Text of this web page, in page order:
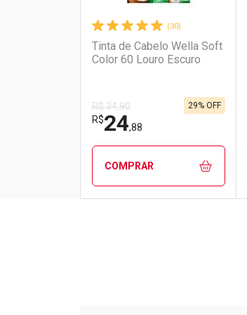
(30)
Tinta de Cabelo Wella Soft
Color 60 Louro Escuro
R$ 34,90
R$24,88
29% OFF
COMPRAR